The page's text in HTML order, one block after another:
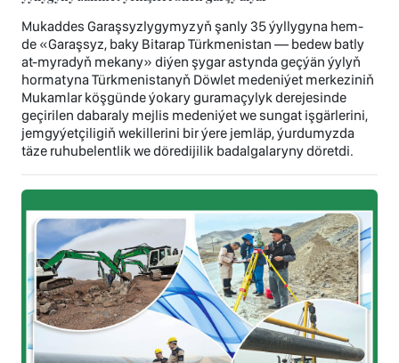
Mukaddes Garaşsyzlygymyzyň şanly 35 ýyllygyna hem-
de «Garaşsyz, baky Bitarap Türkmenistan — bedew batly
at-myradyň mekany» diýen şygar astynda geçýän ýylyň
hormatyna Türkmenistanyň Döwlet medeniýet merkeziniň
Mukamlar köşgünde ýokary guramaçylyk derejesinde
geçirilen dabaraly mejlis medeniýet we sungat işgärlerini,
jemgyýetçiligiň wekillerini bir ýere jemläp, ýurdumyzda
täze ruhubelentlik we döredijilik badalgalaryny döretdi.